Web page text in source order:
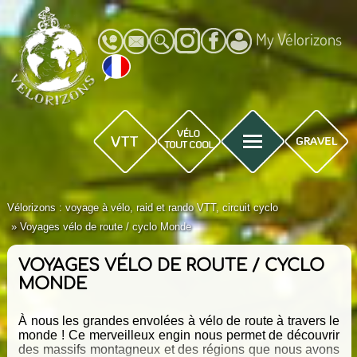
My Vélorizons
Vélorizons : voyage à vélo, raid et rando VTT, circuit cyclo
Voyages vélo de route / cyclo Monde
VOYAGES VÉLO DE ROUTE / CYCLO
MONDE
À nous les grandes envolées à vélo de route à travers le
monde ! Ce merveilleux engin nous permet de découvrir
des massifs montagneux et des régions que nous avons